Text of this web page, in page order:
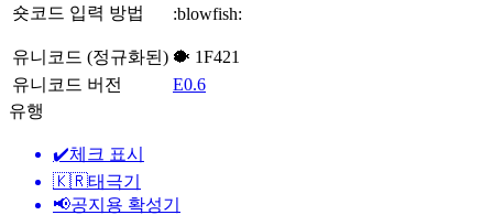
숏코드 입력 방법 :blowfish:
유니코드 (정규화된) 🐡 1F421
유니코드 버전
E0.6
유행
✔️체크 표시
🇰🇷태극기
📢공지용 확성기